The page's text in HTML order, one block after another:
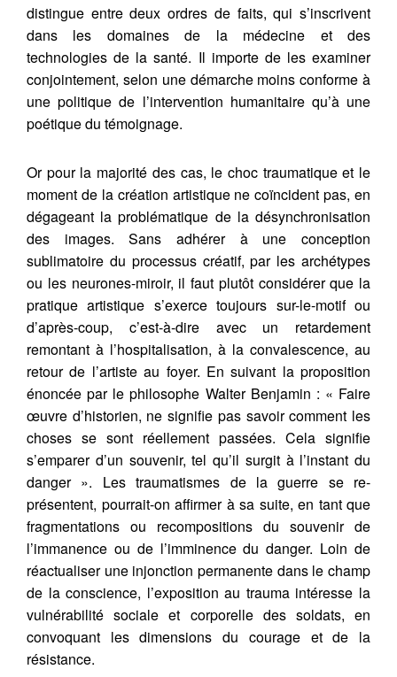
distingue entre deux ordres de faits, qui s’inscrivent
dans les domaines de la médecine et des
technologies de la santé. Il importe de les examiner
conjointement, selon une démarche moins conforme à
une politique de l’intervention humanitaire qu’à une
poétique du témoignage.
Or pour la majorité des cas, le choc traumatique et le
moment de la création artistique ne coïncident pas, en
dégageant la problématique de la désynchronisation
des images. Sans adhérer à une conception
sublimatoire du processus créatif, par les archétypes
ou les neurones-miroir, il faut plutôt considérer que la
pratique artistique s’exerce toujours sur-le-motif ou
d’après-coup, c’est-à-dire avec un retardement
remontant à l’hospitalisation, à la convalescence, au
retour de l’artiste au foyer. En suivant la proposition
énoncée par le philosophe Walter Benjamin : « Faire
œuvre d’historien, ne signifie pas savoir comment les
choses se sont réellement passées. Cela signifie
s’emparer d’un souvenir, tel qu’il surgit à l’instant du
danger ». Les traumatismes de la guerre se re-
présentent, pourrait-on affirmer à sa suite, en tant que
fragmentations ou recompositions du souvenir de
l’immanence ou de l’imminence du danger. Loin de
réactualiser une injonction permanente dans le champ
de la conscience, l’exposition au trauma intéresse la
vulnérabilité sociale et corporelle des soldats, en
convoquant les dimensions du courage et de la
résistance.